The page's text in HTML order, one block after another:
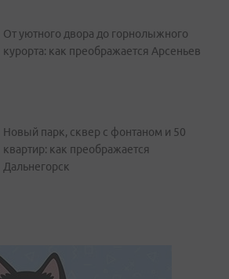
От уютного двора до горнолыжного
курорта: как преображается Арсеньев
Новый парк, сквер с фонтаном и 50
квартир: как преображается
Дальнегорск